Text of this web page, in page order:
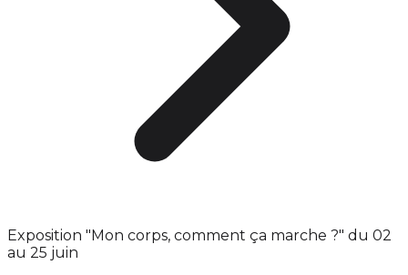
Exposition "Mon corps, comment ça marche ?" du 02
au 25 juin